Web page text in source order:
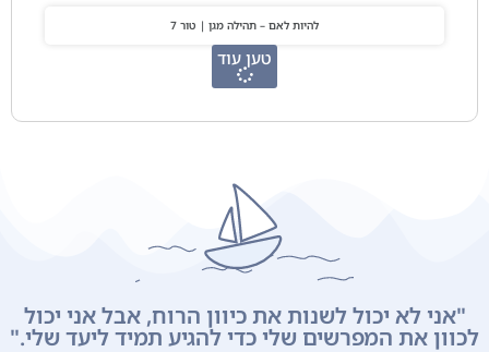
להיות לאם – תהילה מגן | טור 7
טען עוד
"אני לא יכול לשנות את כיוון הרוח, אבל אני יכול
לכוון את המפרשים שלי כדי להגיע תמיד ליעד שלי."